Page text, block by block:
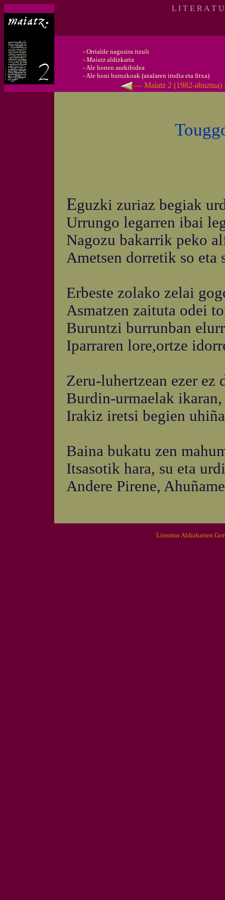
L I T E R A T
- Orrialde nagusira itzuli
- Maiatz aldizkaria
-Ale honen aurkibidea
-Ale honi buruzkoak (azalaren irudia eta fitxa)
— Maiatz 2 (1982-
Eguzki zuriaz begiak
Urrungo legarren ibai
Nagozu bakarrik peko
Ametsen dorretik so eta
Erbeste zolako zelai
Asmatzen zaituta odei
Buruntzi burrunban
Iparraren lore,ortze
Zeru-luhertzean ezer ez
Burdin-urmaelak
Irakiz iretsi begien
Baina bukatu zen
Itsasotik hara, su eta
Andere Pirene,
Literatur Aldizkarien